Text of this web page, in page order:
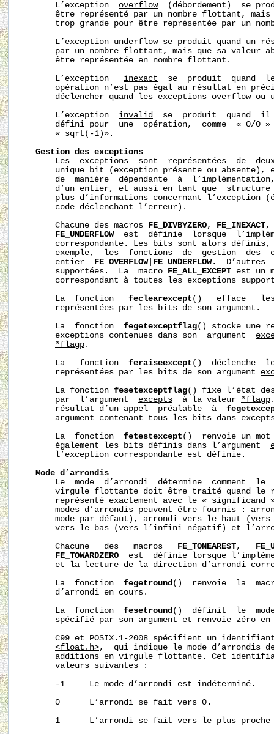
       L’exception
overflow
(débordement)  se
être représenté par un nombre flottant,
trop grande pour être représentée par un
       L’exception
underflow se produit quand un
par un nombre flottant, mais que sa valeur
       être représentée en nombre flottant.
       L’exception
inexact
se  produit  quand
opération n’est pas égal au résultat en
       déclencher quand les exceptions
overflow ou
       L’exception
invalid
se  produit  quand
défini pour  une  opération,  comme  « 0/0
       « sqrt(-1)».
Gestion des exceptions
Les  exceptions  sont  représentées  de
unique bit (exception présente ou absente),
de  manière  dépendante  à
d’un entier, et aussi en tant que
plus d’informations concernant l’exception
       code déclenchant l’erreur).
       Chacune des macros
FE_DIVBYZERO, FE_INEXACT
FE_UNDERFLOW
est  définie  lorsque
correspondante. Les bits sont alors
exemple,  les  fonctions  de  gestion  des
       entier
FE_OVERFLOW| FE_UNDERFLOW.  D’autres
       supportées.  La  macro
FE_ALL_EXCEPT est un
correspondant à toutes les exceptions
       La  fonction
feclearexcept ()   efface   les
       représentées par les bits de son argument.
       La  fonction
fegetexceptflag() stocke une
       exceptions contenues dans son  argument
*flagp .
       La   fonction
feraiseexcept ()  déclenche
       représentées par les bits de son argument
       La fonction
fesetexceptflag() fixe l’état des
       par  l’argument
excepts
  à la valeur
*flagp
       résultat d’un appel  préalable  à
       argument contenant tous les bits dans
       La  fonction
fetestexcept ()  renvoie un
       également les bits définis dans l’argument
       l’exception correspondante est définie.
Mode d’ arrondis
Le  mode  d’arrondi  détermine  comment  le
virgule flottante doit être traité quand le
représenté exactement avec le « significand
modes d’arrondis peuvent être fournis :
mode par défaut), arrondi vers le haut
vers le bas (vers l’infini négatif) et
       Chacune   des   macros
FE_TONEAREST,
FE_TOWARDZERO
est  définie lorsque
et la lecture de la direction d’arrondi
       La  fonction
fegetround()  renvoie  la
       d’arrondi en cours.
       La  fonction
fesetround()  définit  le
spécifié par son argument et renvoie zéro en
C99 et POSIX.1-2008 spécifient un
<float.h>,  qui indique le mode d’arrondis
additions en virgule flottante. Cet
       valeurs suivantes :
       -1     Le mode d’arrondi est indéterminé.
       0      L’arrondi se fait vers 0.
1      L’arrondi se fait vers le plus proche